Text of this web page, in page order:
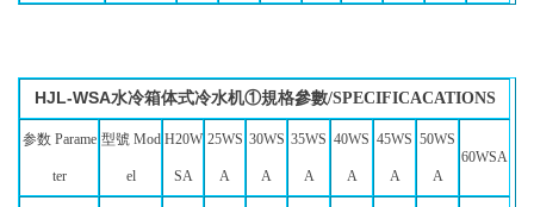
HJL-WSA水冷箱体式冷水机①規格參數/SPECIFICACATIONS
参数 Parame
ter
型號 Mod
el
H20W
SA
25WS
A
30WS
A
35WS
A
40WS
A
45WS
A
50WS
A
60WSA